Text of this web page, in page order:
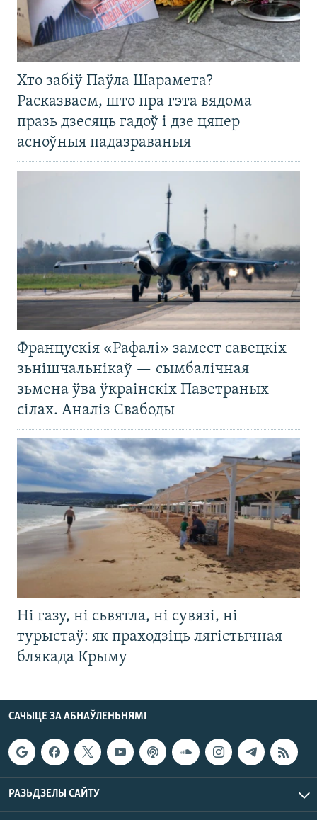
Хто забіў Паўла Шарамета?
Расказваем, што пра гэта вядома
празь дзесяць гадоў і дзе цяпер
асноўныя падазраваныя
Францускія «Рафалі» замест савецкіх
зьнішчальнікаў — сымбалічная
зьмена ўва ўкраінскіх Паветраных
сілах. Аналіз Свабоды
Ні газу, ні сьвятла, ні сувязі, ні
турыстаў: як праходзіць лягістычная
блякада Крыму
САЧЫЦЕ ЗА АБНАЎЛЕНЬНЯМІ
РАЗЬДЗЕЛЫ САЙТУ